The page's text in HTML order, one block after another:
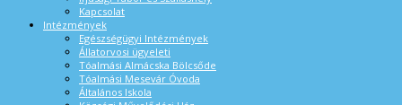
Kapcsolat
Intézmények
Egészségügyi Intézmények
Állatorvosi ügyeleti
Tóalmási Almácska Bölcsőde
Tóalmási Mesevár Óvoda
Általános Iskola